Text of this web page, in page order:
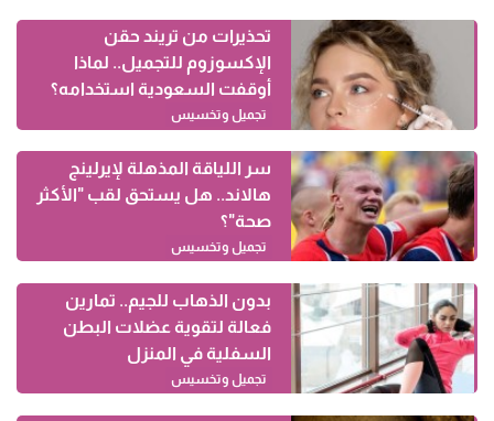
تحذيرات من تريند حقن
الإكسوزوم للتجميل.. لماذا
أوقفت السعودية استخدامه؟
تجميل وتخسيس
سر اللياقة المذهلة لإيرلينج
هالاند.. هل يستحق لقب "الأكثر
صحة"؟
تجميل وتخسيس
بدون الذهاب للجيم.. تمارين
فعالة لتقوية عضلات البطن
السفلية في المنزل
تجميل وتخسيس